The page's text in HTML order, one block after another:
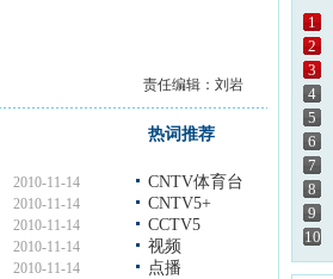
责任编辑：刘岩
2010-11-14
2010-11-14
2010-11-14
2010-11-14
2010-11-14
热词推荐
CNTV体育台
CNTV5+
CCTV5
视频
点播
1
2
3
4
5
6
7
8
9
10